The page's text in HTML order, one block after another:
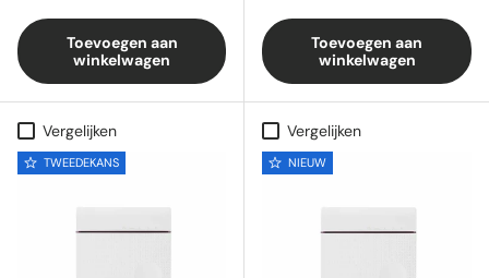
Toevoegen aan
winkelwagen
Toevoegen aan
winkelwagen
Vergelijken
TWEEDEKANS
Vergelijken
NIEUW